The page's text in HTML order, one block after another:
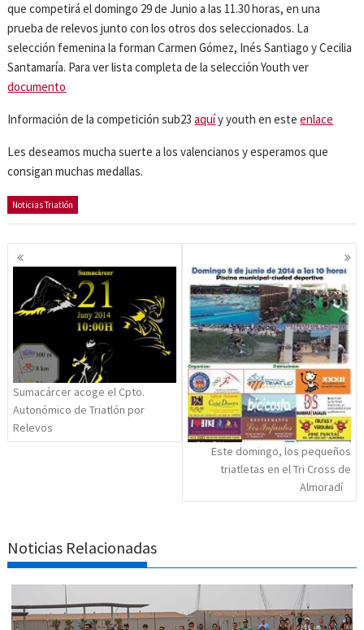
que competirá el domingo 29 de Junio a las 11.30 horas, en una
prueba de relevos junto con los otros dos seleccionados. La
selección femenina la forman Carmen Gómez, Inés Santiago y Cecilia
Santamaría. Para ver lista completa de la selección Youth ver
documento
Información de la competición sub23aquíy youth en esteenlace
Les deseamos mucha suerte a los valencianos y esperamos que
consigan muchas medallas.
Noticias Triatlón
Navegación
de
entradas
Sumacárcer acoge el Cpto.
Autonómico de Triatlón por
Relevos
Este domingo, los pequeños
triatletas en el Tri Cross de
Almoradí
Noticias Relacionadas